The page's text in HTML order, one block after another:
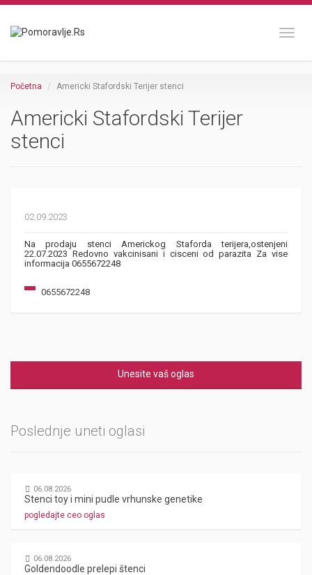
Početna Americki Stafordski Terijer stenci
Americki Stafordski Terijer
stenci
02.09.2023
Na prodaju stenci Americkog Staforda terijera,ostenjeni
22.07.2023 Redovno vakcinisani i cisceni od parazita Za vise
informacija 0655672248
0655672248
Unesite vaš oglas
Poslednje uneti oglasi
06.08.2026
Stenci toy i mini pudle vrhunske genetike
pogledajte ceo oglas
06.08.2026
Goldendoodle prelepi štenci